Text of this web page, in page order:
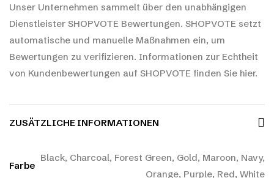
Unser Unternehmen sammelt über den unabhängigen
Dienstleister SHOPVOTE Bewertungen. SHOPVOTE setzt
automatische und manuelle Maßnahmen ein, um
Bewertungen zu verifizieren. Informationen zur Echtheit
von Kundenbewertungen auf SHOPVOTE finden Sie hier.
ZUSÄTZLICHE INFORMATIONEN
Farbe
Black, Charcoal, Forest Green, Gold, Maroon, Navy,
Orange, Purple, Red, White